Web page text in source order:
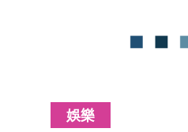
娛樂